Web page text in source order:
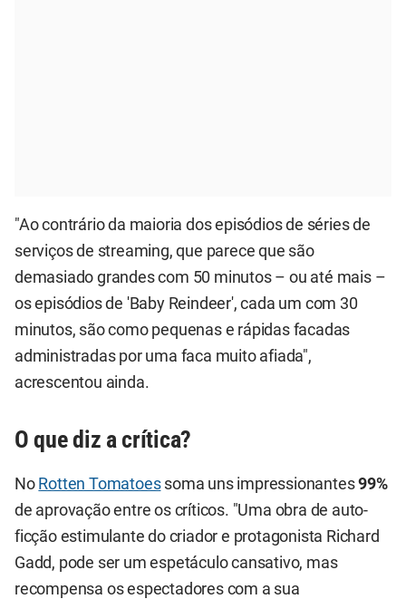
"Ao contrário da maioria dos episódios de séries de
serviços de streaming, que parece que são
demasiado grandes com 50 minutos – ou até mais –
os episódios de 'Baby Reindeer', cada um com 30
minutos, são como pequenas e rápidas facadas
administradas por uma faca muito afiada",
acrescentou ainda.
O que diz a crítica?
No Rotten Tomatoessoma uns impressionantes99%
de aprovação entre os críticos. "Uma obra de auto-
ficção estimulante do criador e protagonista Richard
Gadd, pode ser um espetáculo cansativo, mas
recompensa os espectadores com a sua